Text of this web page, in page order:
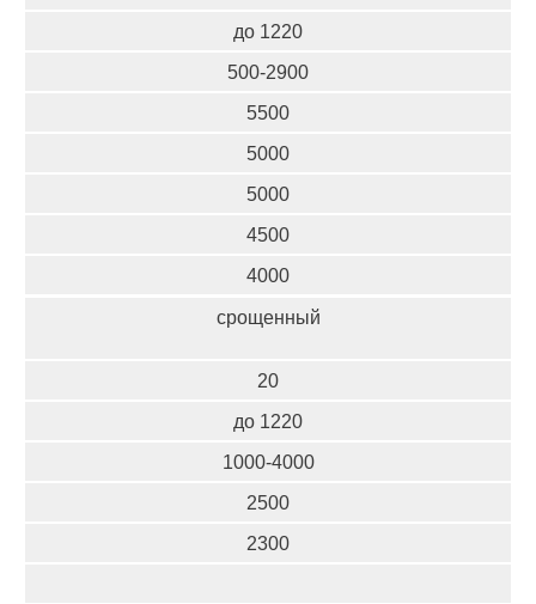
до 1220
500-2900
5500
5000
5000
4500
4000
срощенный
20
до 1220
1000-4000
2500
2300